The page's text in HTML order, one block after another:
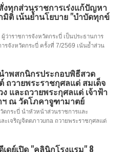
งทุกส่วนราชการเร่งแก้ปัญหา
ติ เน้นย้ำนโยบาย "บำบัดทุกข์
ว่าราชการจังหวัดกระบี่ เป็นประธานการ
รจังหวัดกระบี่ ครั้งที่ 7/2569 เน้นย้ำส่วน
ำพสกนิกรประกอบพิธีสวด
ถวายพระราชกุศลแด่ สมเด็จ
และถวายพระกุศลแด่ เจ้าฟ้า
ณ วัดโภคาจูฑามาตย์
ดกระบี่ นำหัวหน้าส่วนราชการและ
เจริญจิตตภาวuna ถวายพระราชกุศลแด่
เดย์เปิด "คลินิกโรงแรม" 8